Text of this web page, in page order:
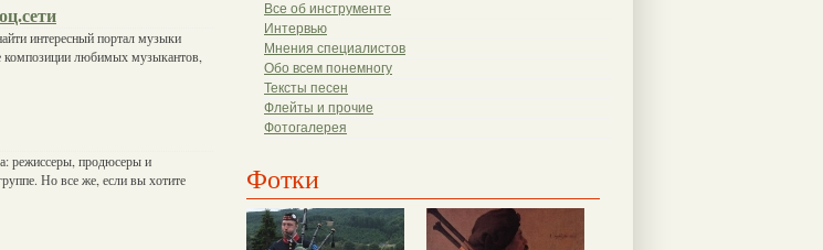
Все об инструменте
Интервью
Мнения специалистов
Обо всем понемногу
Тексты песен
Флейты и прочие
Фотогалерея
Фотки
интересный портал музыки
любимых музыкантов,
режиссеры, продюсеры и
Но все же, если вы хотите